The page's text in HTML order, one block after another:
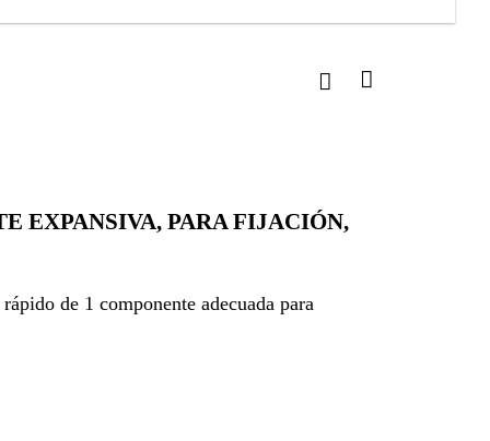
EXPANSIVA, PARA FIJACIÓN,
de 1 componente adecuada para